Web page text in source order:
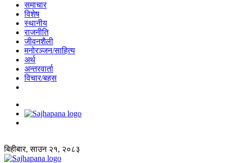
समाचार
विशेष
स्थानीय
राजनीति
जीवनशैली
मनोरञ्जन/साहित्य
अर्थ
अन्तरवार्ता
विचार/बहस
बिहीबार, साउन २१, २०८३